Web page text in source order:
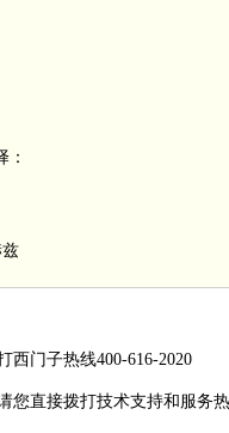
西门子热线400-616-2020
直接拨打技术支持和服务热